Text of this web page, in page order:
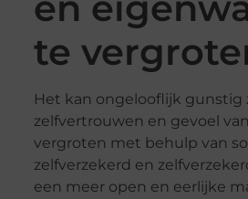
te
Het kan ongelooflijk gunstig
zelfvertrouwen en gevoel
vergroten met behulp van
zelfverzekerd en
een meer open en eerlijke